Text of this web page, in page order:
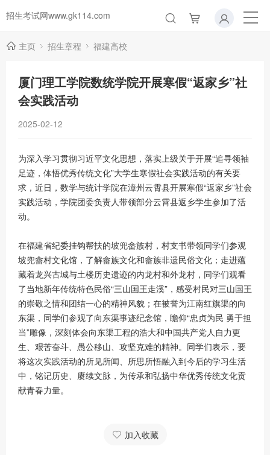
招生考试网www.gk114.com
主页 招生章程 福建高校
厦门理工学院数统学院开展寒假“返家乡”社
会实践活动
2025-02-12
为深入学习贯彻习近平文化思想，落实上级关于开展“追寻领袖
足迹，体悟优秀传统文化”大学生寒假社会实践活动的有关要
求，近日，数学与统计学院在漳州云霄县开展寒假“返家乡”社会
实践活动，学院团委负责人带领部分云霄县返乡学生参加了活
动。
在福建省纪委挂钩帮扶的坡兜畲族村，村支书带领同学们参观
坡兜畲村文化馆，了解畲族文化和畲族非遗民俗文化；走进蕴
藏着龙兴古城与土楼历史遗迹的内龙村和外龙村，同学们观看
了当地新年传统特色民俗“三山国王走溪”，感受村民对三山国王
的崇敬之情和团结一心的精神风貌；在被誉为江南红旗渠的向
东渠，同学们参观了向东渠事迹纪念馆，瞻仰“忠贞为民 勇于担
当”雕像，深刻体会向东渠工程的浩大和中国共产党人自力更
生、艰苦奋斗、愚公移山、攻坚克难的精神。同学们表示，要
将这次实践活动的所见所闻、所思所悟融入到今后的学习生活
中，铭记历史、赓续文脉，为传承和弘扬中华优秀传统文化贡
献青春力量。
加入收藏